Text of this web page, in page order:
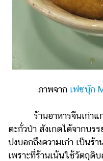
ภาพจาก เฟซบุ๊ก
ร้านอาหารจีนเก่าแก่
ตะกั่วป่า สังเกตได้จากบร
บ่งบอกถึงความเก๋า เป็นร้
เพราะที่ร้านเน้นใช้วัตถุดิ